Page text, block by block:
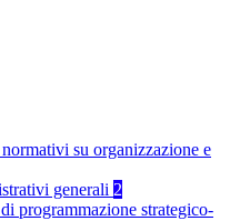
su organizzazione e
generali 2
programmazione strategico-